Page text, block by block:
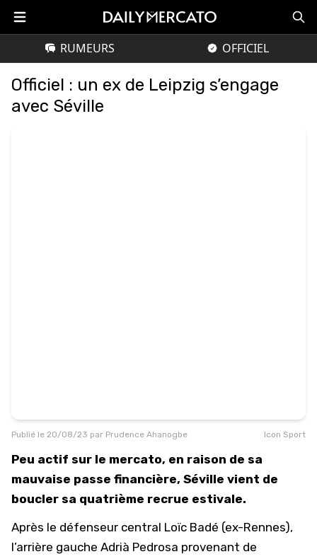
RUMEURS OFFICIEL
Officiel : un ex de Leipzig s’engage
avec Séville
Publié le 20/08/23 par Prudence Ahanogbe Icon Sport
Peu actif sur le mercato, en raison de sa
mauvaise passe financière, Séville vient de
boucler sa quatrième recrue estivale.
Après le défenseur central Loïc Badé (ex-Rennes),
l’arrière gauche Adrià Pedrosa provenant de